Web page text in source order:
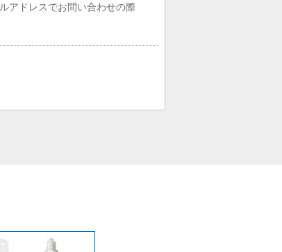
アドレスでお問い合わせの際